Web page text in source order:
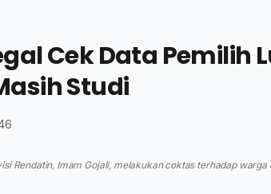
Cek Data Pemilih
Studi
Rendatin, Imam Gojali, melakukan coktas terhadap